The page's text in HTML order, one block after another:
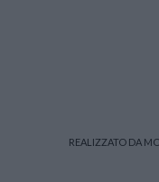
REALIZZATO DA